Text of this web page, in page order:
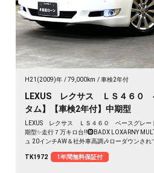
H21(2009)年 79,000km 車検2年付
LEXUS レクサス ＬＳ４６０
タム】【車検2年付】中期型
LEXUS レクサス ＬＳ４６０ ベースグレー
期型✨走行７万キロ台‼️🛞BADX LOXARNY
ュ 20インチAW＆社外車高調🎶ローダウンされてカッコよくカスタムされてます
１年中快適です😄安心のドライブレコーダー
✨夜間でも明るいLEDヘッドライト💎LEDフ
TK1972 1年間無料保証付